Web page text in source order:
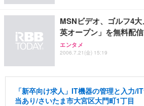
MSNビデオ、ゴルフ4
英オープン」を無料配信
エンタメ
2006.7.21(金) 15:19
「新卒向け求人」IT機器の管理と入力/
当あり/さいたま市大宮区大門町1丁目